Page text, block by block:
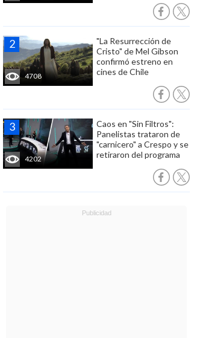
4708
"La Resurrección de
Cristo" de Mel Gibson
confirmó estreno en
cines de Chile
4202
Caos en "Sin Filtros":
Panelistas trataron de
"carnicero" a Crespo y se
retiraron del programa